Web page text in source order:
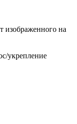
изображенного на
укрепление